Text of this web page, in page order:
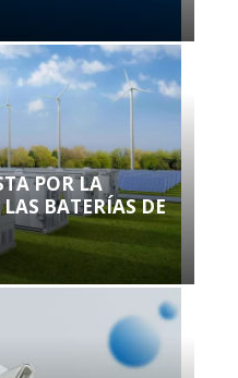
POR LA
BATERÍAS DE